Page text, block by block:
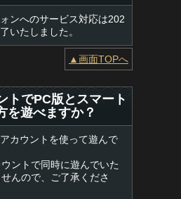
ンへのサービス対応は202
いたしました。
▲画面TOPへ
トでPC版とスマート
を遊べますか？
カウントを使って遊んで
ントで同時に遊んでいた
んので、ご了承くださ